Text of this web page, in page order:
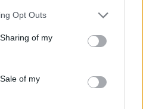
app uses one or more Google
behaviour. You may click to
and its third-party tags to
purposes in below Google
Opt Outs
of my
of my